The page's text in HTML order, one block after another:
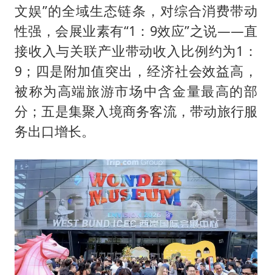
文娱”的全域生态链条，对综合消费带动
性强，会展业素有“1：9效应”之说——直
接收入与关联产业带动收入比例约为1：
9；四是附加值突出，经济社会效益高，
被称为高端旅游市场中含金量最高的部
分；五是集聚入境商务客流，带动旅行服
务出口增长。